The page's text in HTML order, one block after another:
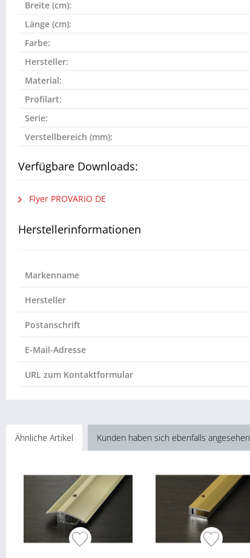
Breite (cm):
Länge (cm):
Farbe:
Hersteller:
Material:
Profilart:
Serie:
Verstellbereich (mm):
Verfügbare Downloads:
Flyer PROVARIO DE
Herstellerinformationen
Markenname
Hersteller
Postanschrift
E-Mail-Adresse
URL zum Kontaktformular
Ähnliche Artikel Kunden haben sich ebenfalls angesehen